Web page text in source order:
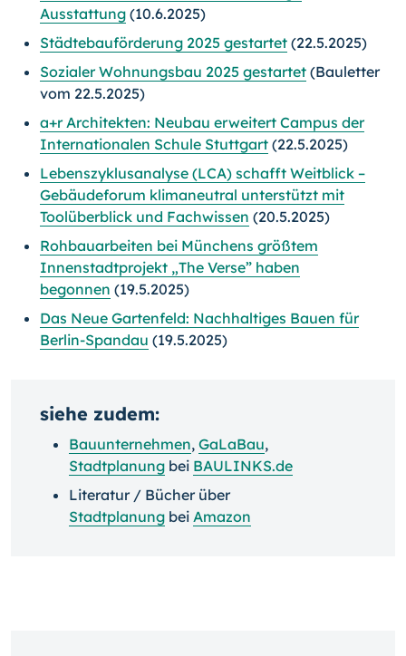
Ausstattung (10.6.2025)
Städtebauförderung 2025 gestartet (22.5.2025)
Sozialer Wohnungsbau 2025 gestartet (Bauletter
vom 22.5.2025)
a+r Architekten: Neubau erweitert Campus der
Internationalen Schule Stuttgart (22.5.2025)
Lebenszyklusanalyse (LCA) schafft Weitblick –
Gebäudeforum klimaneutral unterstützt mit
Toolüberblick und Fachwissen (20.5.2025)
Rohbauarbeiten bei Münchens größtem
Innenstadtprojekt „The Verse” haben
begonnen (19.5.2025)
Das Neue Gartenfeld: Nachhaltiges Bauen für
Berlin-Spandau (19.5.2025)
siehe zudem:
Bauunternehmen, GaLaBau,
Stadtplanung bei BAULINKS.de
Literatur / Bücher über
Stadtplanung bei Amazon